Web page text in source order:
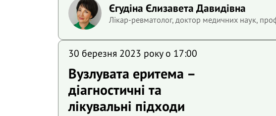
Єгудіна Єлизавета Давидівна
Лікар-ревматолог, доктор медичних наук,
30 березня 2023 року o 17:00
Вузлувата еритема –
діагностичні та
лікувальні підходи